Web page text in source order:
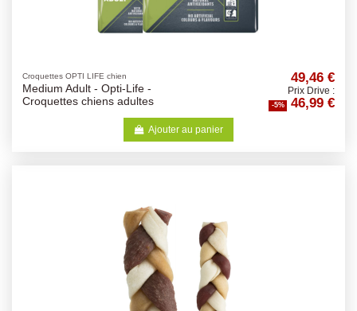
Croquettes OPTI LIFE chien
Medium Adult - Opti-Life -
Croquettes chiens adultes
49,46 €
Prix Drive :
-5% 46,99 €
Ajouter au panier